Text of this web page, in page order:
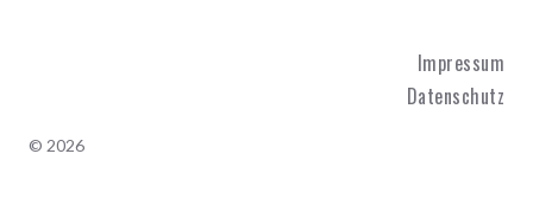
Impressum
Datenschutz
© 2026